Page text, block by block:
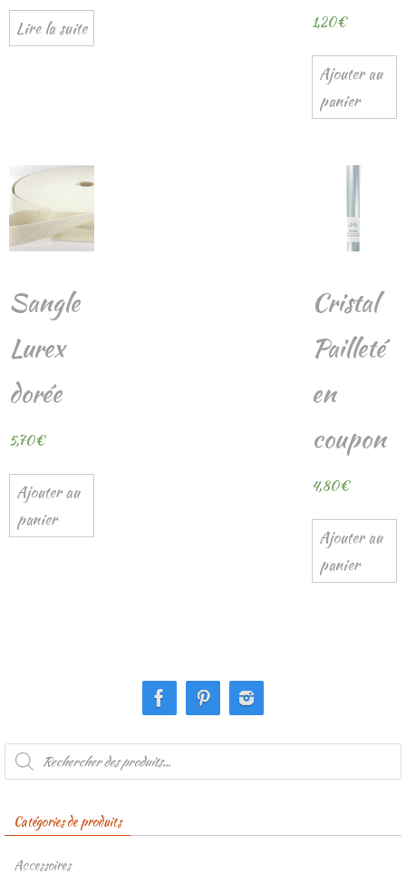
Lire la suite 1,20€
Ajouter au
panier
Sangle
Lurex
dorée
5,70€
Ajouter au
panier
Cristal
Pailleté
en
coupon
4,80€
Ajouter au
panier
Recherche
produits
Catégories de produits
Accessoires